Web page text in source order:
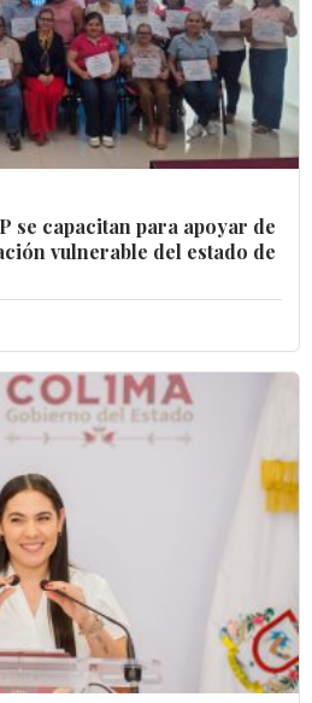
se capacitan para apoyar de
vulnerable del estado de